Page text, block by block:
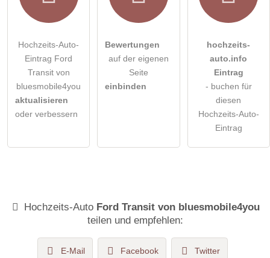
Hochzeits-Auto-
Eintrag Ford
Transit von
bluesmobile4you
aktualisieren
oder verbessern
Bewertungen
auf der eigenen
Seite
einbinden
hochzeits-
auto.info
Eintrag
- buchen für
diesen
Hochzeits-Auto-
Eintrag
Hochzeits-Auto Ford Transit von bluesmobile4you
teilen und empfehlen:
E-Mail Facebook Twitter